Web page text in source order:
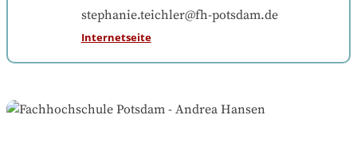
stephanie.teichler@fh-potsdam.de
Internetseite